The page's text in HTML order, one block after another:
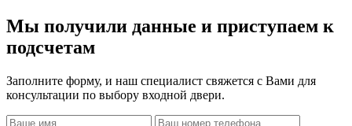
Мы получили данные и приступаем к
подсчетам
Заполните форму, и наш специалист свяжется с Вами для
консультации по выбору входной двери.